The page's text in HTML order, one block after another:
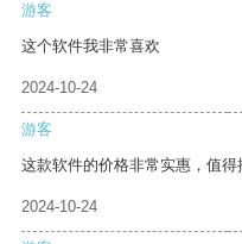
游客
这个软件我非常喜欢
2024-10-24
游客
这款软件的价格非常实惠，值得
2024-10-24